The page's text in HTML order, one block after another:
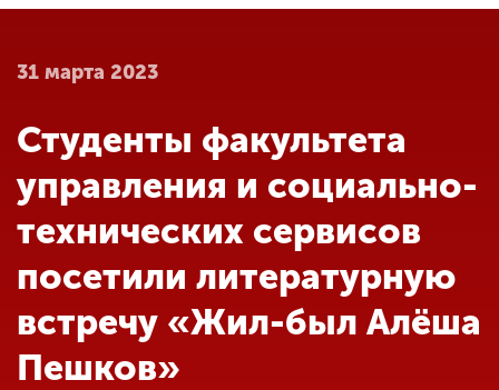
Главная
Абитуриенту
Обучение
Наука
31 марта 2023
Студенты факультета
управления и социально-
технических сервисов
посетили литературную
встречу «Жил-был Алёша
Пешков»